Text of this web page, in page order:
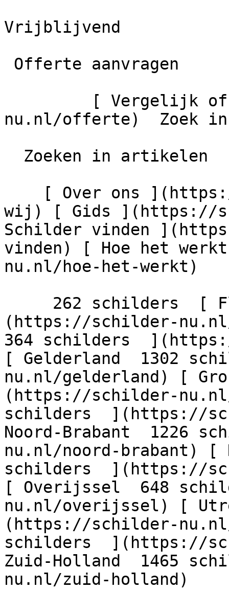
Vrijblijvend
nu.nl/offerte)  Zoek
wij) [ Gids ](https://
Schilder vinden
vinden) [ Hoe het
nu.nl/hoe-het-werkt)
(https://schilder-
364 schilders
[ Gelderland  1302
nu.nl/gelderland) [
(https://schilder-
schilders  ](https://
Noord-Brabant  1226
nu.nl/noord-brabant) [
schilders  ](https://
[ Overijssel  648
nu.nl/overijssel) [
(https://schilder-
schilders  ](https://
Zuid-Holland  1465
nu.nl/zuid-holland)